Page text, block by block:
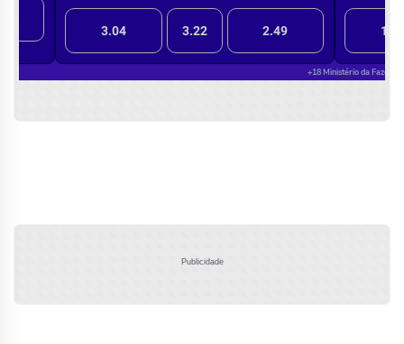
Publicidade